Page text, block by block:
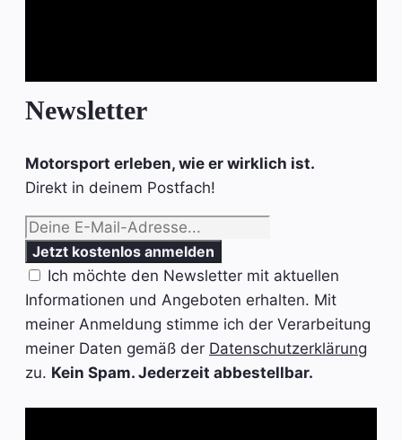
Newsletter
Motorsport erleben, wie er wirklich ist.
Direkt in deinem Postfach!
Ich möchte den Newsletter mit aktuellen
Informationen und Angeboten erhalten. Mit
meiner Anmeldung stimme ich der Verarbeitung
meiner Daten gemäß der Datenschutzerklärung
zu. Kein Spam. Jederzeit abbestellbar.